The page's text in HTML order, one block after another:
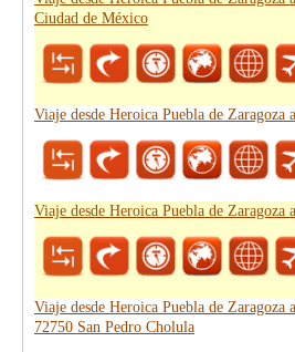
Ciudad de México
Viaje desde Heroica Puebla de Zaragoza
Viaje desde Heroica Puebla de Zaragoza
Viaje desde Heroica Puebla de Zaragoza
72750 San Pedro Cholula